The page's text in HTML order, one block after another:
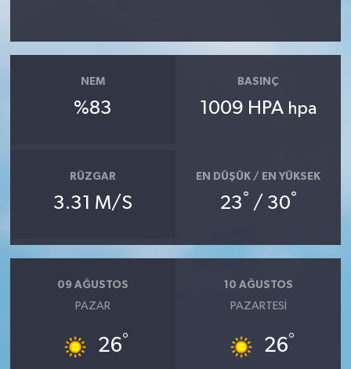
NEM
%83
BASINÇ
1009 HPA hpa
RÜZGAR
3.31 M/S
EN DÜŞÜK / EN YÜKSEK
23° / 30°
09 AĞUSTOS
PAZAR
26°
10 AĞUSTOS
PAZARTESI
26°